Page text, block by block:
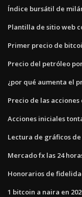
Índice bursátil de
Plantilla de sitio web
Primer precio de
Precio del petróleo
¿por qué aumenta el
Precio de las
Acciones iniciales
Lectura de gráficos
Mercado fx las 24
Honorarios de
1 bitcoin a naira en